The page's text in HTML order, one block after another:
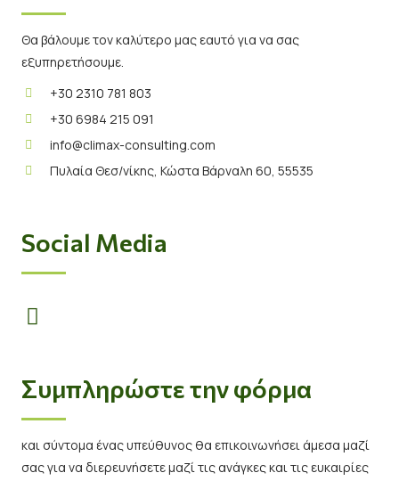
Θα βάλουμε τον καλύτερο μας εαυτό για να σας
εξυπηρετήσουμε.
+30 2310 781 803
+30 6984 215 091
info@climax-consulting.com
Πυλαία Θεσ/νίκης, Κώστα Βάρναλη 60, 55535
Social Media
Συμπληρώστε την φόρμα
και σύντομα ένας υπεύθυνος θα επικοινωνήσει άμεσα μαζί
σας για να διερευνήσετε μαζί τις ανάγκες και τις ευκαιρίες